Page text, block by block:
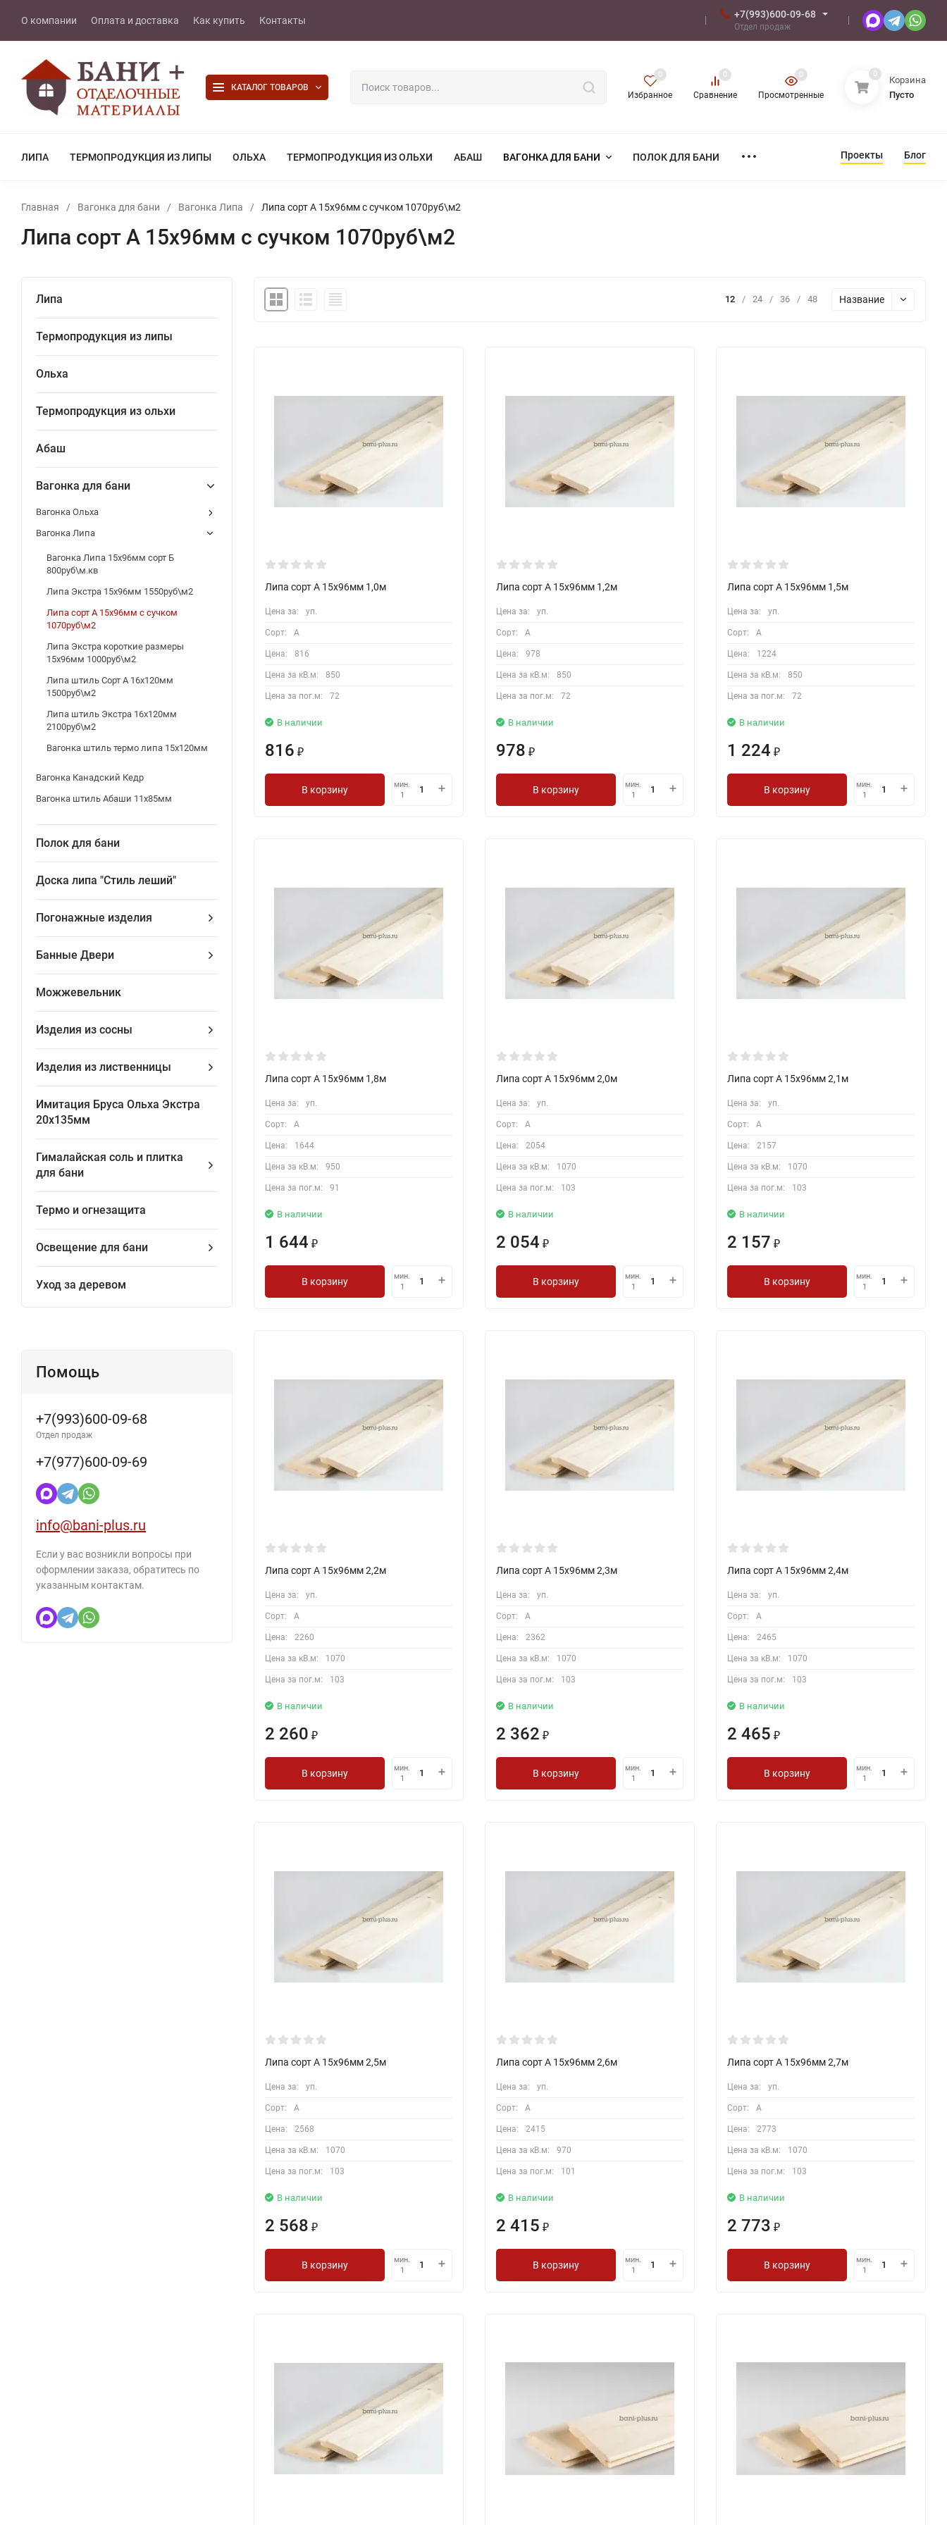
О компании Оплата и доставка Как купить Контакты
+7(993)600-09-68
Отдел продаж
КАТАЛОГ ТОВАРОВ
Избранное
0
Сравнение
0
Просмотренные
0 0
Корзина
Пусто
ЛИПА ТЕРМОПРОДУКЦИЯ ИЗ ЛИПЫ ОЛЬХА ТЕРМОПРОДУКЦИЯ ИЗ ОЛЬХИ АБАШ ВАГОНКА ДЛЯ БАНИ ПОЛОК ДЛЯ БАНИ Проекты Блог
Главная / Вагонка для бани / Вагонка Липа / Липа сорт А 15х96мм с сучком 1070руб\м2
Липа сорт А 15х96мм с сучком 1070руб\м2
Липа
Термопродукция из липы
Ольха
Термопродукция из ольхи
Абаш
Вагонка для бани
Вагонка Ольха
Вагонка Липа
Вагонка Липа 15х96мм сорт Б
800руб\м.кв
Липа Экстра 15х96мм 1550руб\м2
Липа сорт А 15х96мм с сучком
1070руб\м2
Липа Экстра короткие размеры
15х96мм 1000руб\м2
Липа штиль Сорт А 16х120мм
1500руб\м2
Липа штиль Экстра 16х120мм
2100руб\м2
Вагонка штиль термо липа 15х120мм
Вагонка Канадский Кедр
Вагонка штиль Абаши 11х85мм
Полок для бани
Доска липа "Стиль леший"
Погонажные изделия
Банные Двери
Можжевельник
Изделия из сосны
Изделия из лиственницы
Имитация Бруса Ольха Экстра
20х135мм
Гималайская соль и плитка
для бани
Термо и огнезащита
Освещение для бани
Уход за деревом
Помощь
+7(993)600-09-68
Отдел продаж
+7(977)600-09-69
info@bani-plus.ru
Если у вас возникли вопросы при
оформлении заказа, обратитесь по
указанным контактам.
12 / 24 / 36 / 48 Название
Липа сорт А 15х96мм 1,0м
Цена за: уп.
Сорт: A
Цена: 816
Цена за кВ.м: 850
Цена за пог.м: 72
В наличии
816 ₽
В корзину
мин.
1
Липа сорт А 15х96мм 1,2м
Цена за: уп.
Сорт: A
Цена: 978
Цена за кВ.м: 850
Цена за пог.м: 72
В наличии
978 ₽
В корзину
мин.
1
Липа сорт А 15х96мм 1,5м
Цена за: уп.
Сорт: A
Цена: 1224
Цена за кВ.м: 850
Цена за пог.м: 72
В наличии
1 224 ₽
В корзину
мин.
1
Липа сорт А 15х96мм 1,8м
Цена за: уп.
Сорт: A
Цена: 1644
Цена за кВ.м: 950
Цена за пог.м: 91
В наличии
1 644 ₽
В корзину
мин.
1
Липа сорт А 15х96мм 2,0м
Цена за: уп.
Сорт: A
Цена: 2054
Цена за кВ.м: 1070
Цена за пог.м: 103
В наличии
2 054 ₽
В корзину
мин.
1
Липа сорт А 15х96мм 2,1м
Цена за: уп.
Сорт: A
Цена: 2157
Цена за кВ.м: 1070
Цена за пог.м: 103
В наличии
2 157 ₽
В корзину
мин.
1
Липа сорт А 15х96мм 2,2м
Цена за: уп.
Сорт: A
Цена: 2260
Цена за кВ.м: 1070
Цена за пог.м: 103
В наличии
2 260 ₽
В корзину
мин.
1
Липа сорт А 15х96мм 2,3м
Цена за: уп.
Сорт: A
Цена: 2362
Цена за кВ.м: 1070
Цена за пог.м: 103
В наличии
2 362 ₽
В корзину
мин.
1
Липа сорт А 15х96мм 2,4м
Цена за: уп.
Сорт: A
Цена: 2465
Цена за кВ.м: 1070
Цена за пог.м: 103
В наличии
2 465 ₽
В корзину
мин.
1
Липа сорт А 15х96мм 2,5м
Цена за: уп.
Сорт: A
Цена: 2568
Цена за кВ.м: 1070
Цена за пог.м: 103
В наличии
2 568 ₽
В корзину
мин.
1
Липа сорт А 15х96мм 2,6м
Цена за: уп.
Сорт: A
Цена: 2415
Цена за кВ.м: 970
Цена за пог.м: 101
В наличии
2 415 ₽
В корзину
мин.
1
Липа сорт А 15х96мм 2,7м
Цена за: уп.
Сорт: A
Цена: 2773
Цена за кВ.м: 1070
Цена за пог.м: 103
В наличии
2 773 ₽
В корзину
мин.
1